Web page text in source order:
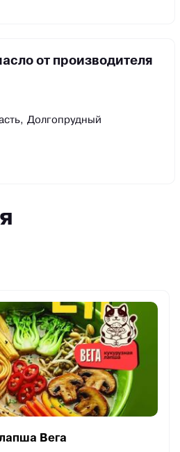
от производителя
Долгопрудный
Вега